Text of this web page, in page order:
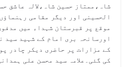
شاہ،ممتاز حسین شاہ،لالہ عاشق
الحسینی اور دیگر مقامی
موقع پر قبرستان شہداء میں
اورسانحہ بری امام کے شہید سید
کے مزارات پر حاضری دیکر چادر
کی گئی۔علامہ سید محسن علی